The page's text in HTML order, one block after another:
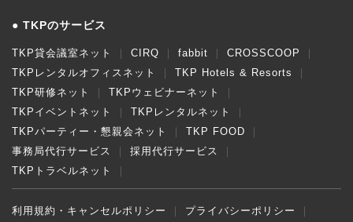
TKPのサービス
TKP貸会議室ネット CIRQ fabbit
CROSSCOOP
TKPレンタルオフィスネット
TKP Hotels & Resorts
TKP研修ネット
TKPウェビナーネット
TKPイベントネット
TKPレンタルネット
TKPパーティー・懇親会ネット
TKP FOOD
事務局代行サービス
採用代行サービス
TKPトラベルネット
利用規約・キャンセルポリシー プライバシーポリシー